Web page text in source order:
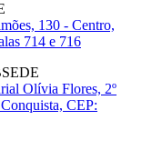
130 - Centro,
714 e 716
Olívia Flores, 2º
CEP: